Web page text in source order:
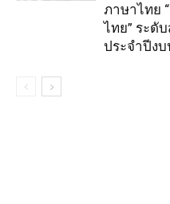
ภาษาไทย
ไทย” ระดั
ประจำปีง